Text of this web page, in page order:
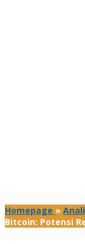
Homepage »
Bitcoin: Potensi